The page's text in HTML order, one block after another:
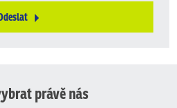
právě nás